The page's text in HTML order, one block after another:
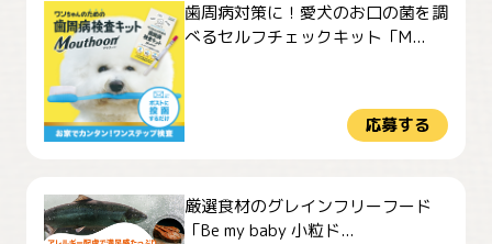
歯周病対策に！愛犬のお口の菌を調
べるセルフチェックキット「M...
応募する
厳選食材のグレインフリーフード
「Be my baby 小粒ド...